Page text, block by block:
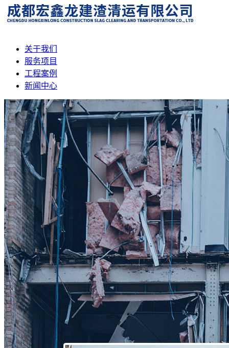
关于我们
服务项目
工程案例
新闻中心